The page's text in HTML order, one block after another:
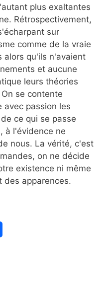
plus exaltantes
Rétrospectivement,
sur
comme de la vraie
alors qu'ils n'avaient
et aucune
leurs théories
se contente
avec passion les
ce qui se passe
à l'évidence ne
nous. La vérité, c'est
on ne décide
existence ni même
des apparences.